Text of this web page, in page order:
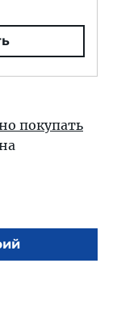
покупать